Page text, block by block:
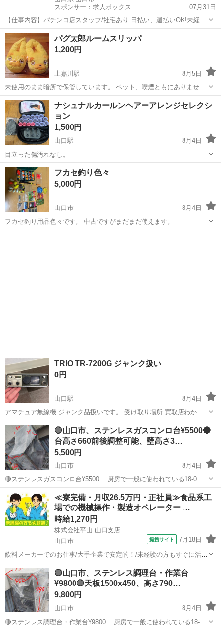
スポンサー：求人ボックス
07月31日
【仕事内容】パチンコ店スタッフ/社宅あり 日払い、週払いOK!未経験
大歓迎!夏も冬も快適な店舗内勤務 職場見学も実施中 <給与> 時給1200
円 <勤務地> 山口県 山口市 <最寄駅>湯田温泉駅 今なら寮費初月無料!
格安で入寮の...
アルバイト・パート
パグ太郎ルームスリッパ
1,200円
上嘉川駅
8月5日
未使用のまま暗所で保管しています。 ペット、喫煙ともにありませ
ん。 これからの季節にぴったりなかわいいルームスリッパです サイズ
／約H11×W15×D26cm
山口 山口市 上嘉川駅
ナシュナルカールンヘアーアレンジセレクシ
ョン
1,500円
山口駅
8月4日
目立った傷汚れなし。
山口 山口市 山口駅 その他
フカセ釣り色々
5,000円
山口市
8月4日
フカセ釣り用品色々です。 中古ですがまだまだ使えます。
TRIO TR-7200G ジャンク扱い
0円
山口駅
8月4日
アマチュア無線機 ジャンク品扱いです。 受け取り場所:買取店わか
ば ザ•ビッグ大内店 素人保管のため、神経質な方はご遠慮ください。
山口 山口市 山口駅
🔴山口市、ステンレスガスコンロ台¥5500🔴
台高さ660前後調整可能、壁高さ3…
5,500円
山口市
8月4日
🔴ステンレスガスコンロ台¥5500 厨房で一般に使われている18-0ス
テンレスです 🔴台高さ660前後調整可能、壁高さ300、幅600mm 🔴棚
あり 多少のスレ・よごれあり、現状渡しです ●【手渡し】山口市大...
山口 山口市 その他
≪寮完備・月収26.5万円・正社員≫食品系工
場での機械操作・製造オペレーター …
時給1,270円
株式会社平山 山口支店
山口市
提携サイト 7月18日
飲料メーカーでのお仕事/大手企業で安定的！/未経験の方もすぐに活躍
できます☆/寮完備/交通費支給/大型連休あり 大手飲料メーカーでのお
仕事です！ 【正社員】 大手飲料メーカーでお茶やジュースの 飲料水
を製造する工場...
山口 山口市 その他
🔴山口市、ステンレス調理台・作業台
¥9800🔴天板1500x450、高さ790…
9,800円
山口市
8月4日
🔴ステンレス調理台・作業台¥9800 厨房で一般に使われている18-0